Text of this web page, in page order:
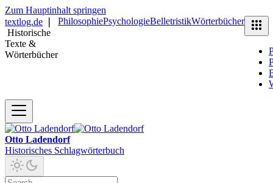
Zum Hauptinhalt springen
textlog.de
Historische
Texte &
Wörterbücher
PhilosophiePsychologieBelletristikWörterbücher
Otto Ladendorf
Historisches Schlagwörterbuch